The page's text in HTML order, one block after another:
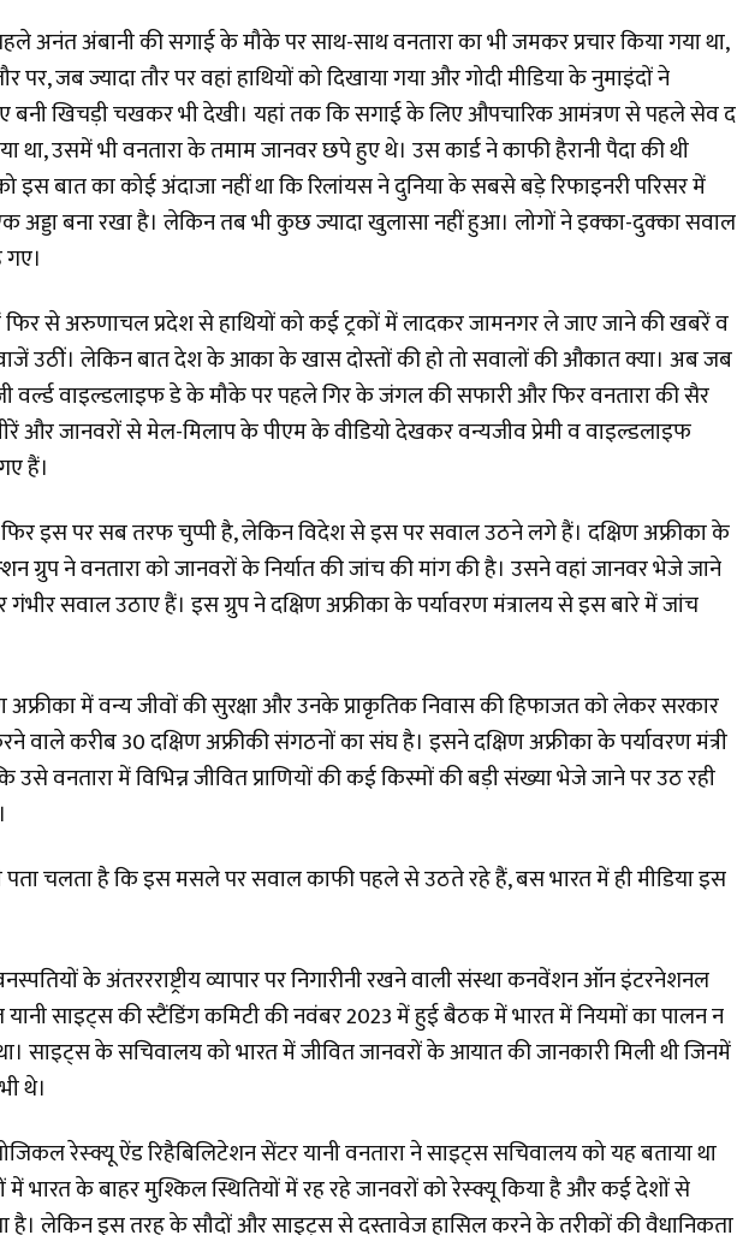
अनंत अंबानी की सगाई के मौके पर साथ-साथ वनतारा का भी जमकर प्रचार किया गया था,
जब ज्यादा तौर पर वहां हाथियों को दिखाया गया और गोदी मीडिया के नुमाइंदों ने
बनी खिचड़ी चखकर भी देखी। यहां तक कि सगाई के लिए औपचारिक आमंत्रण से पहले सेव द
था, उसमें भी वनतारा के तमाम जानवर छपे हुए थे। उस कार्ड ने काफी हैरानी पैदा की थी
इस बात का कोई अंदाजा नहीं था कि रिलांयस ने दुनिया के सबसे बड़े रिफाइनरी परिसर में
अड्डा बना रखा है। लेकिन तब भी कुछ ज्यादा खुलासा नहीं हुआ। लोगों ने इक्का-दुक्का सवाल
से अरुणाचल प्रदेश से हाथियों को कई ट्रकों में लादकर जामनगर ले जाए जाने की खबरें व
उठीं। लेकिन बात देश के आका के खास दोस्तों की हो तो सवालों की औकात क्या। अब जब
वर्ल्ड वाइल्डलाइफ डे के मौके पर पहले गिर के जंगल की सफारी और फिर वनतारा की सैर
और जानवरों से मेल-मिलाप के पीएम के वीडियो देखकर वन्यजीव प्रेमी व वाइल्डलाइफ
हैं।
इस पर सब तरफ चुप्पी है, लेकिन विदेश से इस पर सवाल उठने लगे हैं। दक्षिण अफ्रीका के
ग्रुप ने वनतारा को जानवरों के निर्यात की जांच की मांग की है। उसने वहां जानवर भेजे जाने
सवाल उठाए हैं। इस ग्रुप ने दक्षिण अफ्रीका के पर्यावरण मंत्रालय से इस बारे में जांच
में वन्य जीवों की सुरक्षा और उनके प्राकृतिक निवास की हिफाजत को लेकर सरकार
करीब 30 दक्षिण अफ्रीकी संगठनों का संघ है। इसने दक्षिण अफ्रीका के पर्यावरण मंत्री
उसे वनतारा में विभिन्न जीवित प्राणियों की कई किस्मों की बड़ी संख्या भेजे जाने पर उठ रही
चलता है कि इस मसले पर सवाल काफी पहले से उठते रहे हैं, बस भारत में ही मीडिया इस
के अंतररराष्ट्रीय व्यापार पर निगारीनी रखने वाली संस्था कनवेंशन ऑन इंटरनेशनल
यानी साइट्स की स्टैंडिंग कमिटी की नवंबर 2023 में हुई बैठक में भारत में नियमों का पालन न
साइट्स के सचिवालय को भारत में जीवित जानवरों के आयात की जानकारी मिली थी जिनमें
थे।
रेस्क्यू ऐंड रिहैबिलिटेशन सेंटर यानी वनतारा ने साइट्स सचिवालय को यह बताया था
भारत के बाहर मुश्किल स्थितियों में रह रहे जानवरों को रेस्क्यू किया है और कई देशों से
है। लेकिन इस तरह के सौदों और साइट्स से दस्तावेज हासिल करने के तरीकों की वैधानिकता